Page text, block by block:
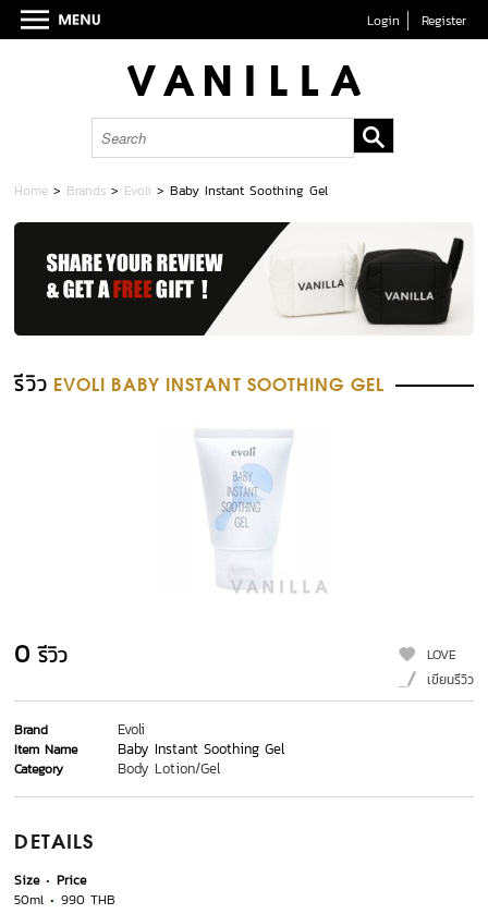
Login Register
Home > Brands > Evoli >Baby Instant Soothing Gel
รีวิว EVOLI BABY INSTANT SOOTHING GEL
0 รีวิว
LOVE
เขียนรีวิว
Brand Evoli
Item Name Baby Instant Soothing Gel
Category Body Lotion/Gel
DETAILS
Size
Price
50ml
990 THB